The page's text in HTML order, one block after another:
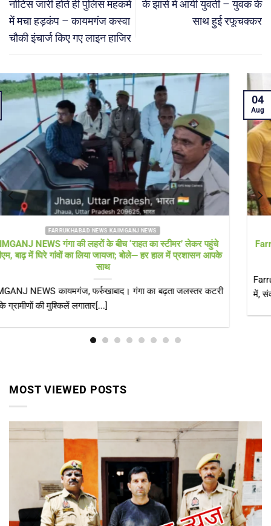
नोटिस जारी होते ही पुलिस महकमें
में मचा हड़कंप – कायमगंज कस्वा
चौकी इंचार्ज किए गए लाइन हाजिर
के झांसे में आयी युवती – युवक के
साथ हुई रफूचक्कर
FARRUKHABAD NEWS UTTAR PRADESH
Farrukhabad news बाढ़ राहत शिविर में ‘हेल्थ अलर्ट’! सीएमओ खुद पहुंचे,
डॉक्टरों की टीम और एम्बुलेंस 24 घंटे तैनात
Farrukhabad news डीएम के निरीक्षण के बाद स्वास्थ्य विभाग एक्शन मोड
में, संक्रामक रोगों पर[...]
04
MOST VIEWED POSTS